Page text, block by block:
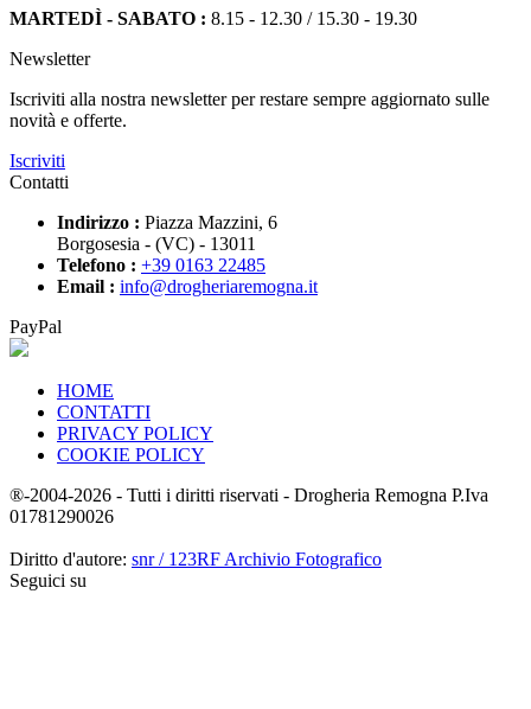
MARTEDÌ - SABATO : 8.15 - 12.30 / 15.30 - 19.30
Newsletter
Iscriviti alla nostra newsletter per restare sempre aggiornato sulle
novità e offerte.
Iscriviti
Contatti
Indirizzo : Piazza Mazzini, 6
Borgosesia - (VC) - 13011
Telefono : +39 0163 22485
Email : info@drogheriaremogna.it
PayPal
HOME
CONTATTI
PRIVACY POLICY
COOKIE POLICY
®-2004-2026 - Tutti i diritti riservati - Drogheria Remogna P.Iva
01781290026
Diritto d'autore: snr / 123RF Archivio Fotografico
Seguici su